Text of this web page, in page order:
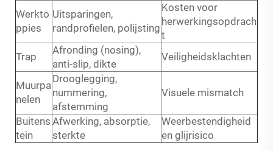
Werkto
ppies
Uitsparingen,
randprofielen, polijsting
Kosten voor
herwerkingsopdrach
t
Trap
Afronding (nosing),
anti-slip, dikte
Veiligheidsklachten
Muurpa
nelen
Drooglegging,
nummering,
afstemming
Visuele mismatch
Buitens
tein
Afwerking, absorptie,
sterkte
Weerbestendigheid
en glijrisico